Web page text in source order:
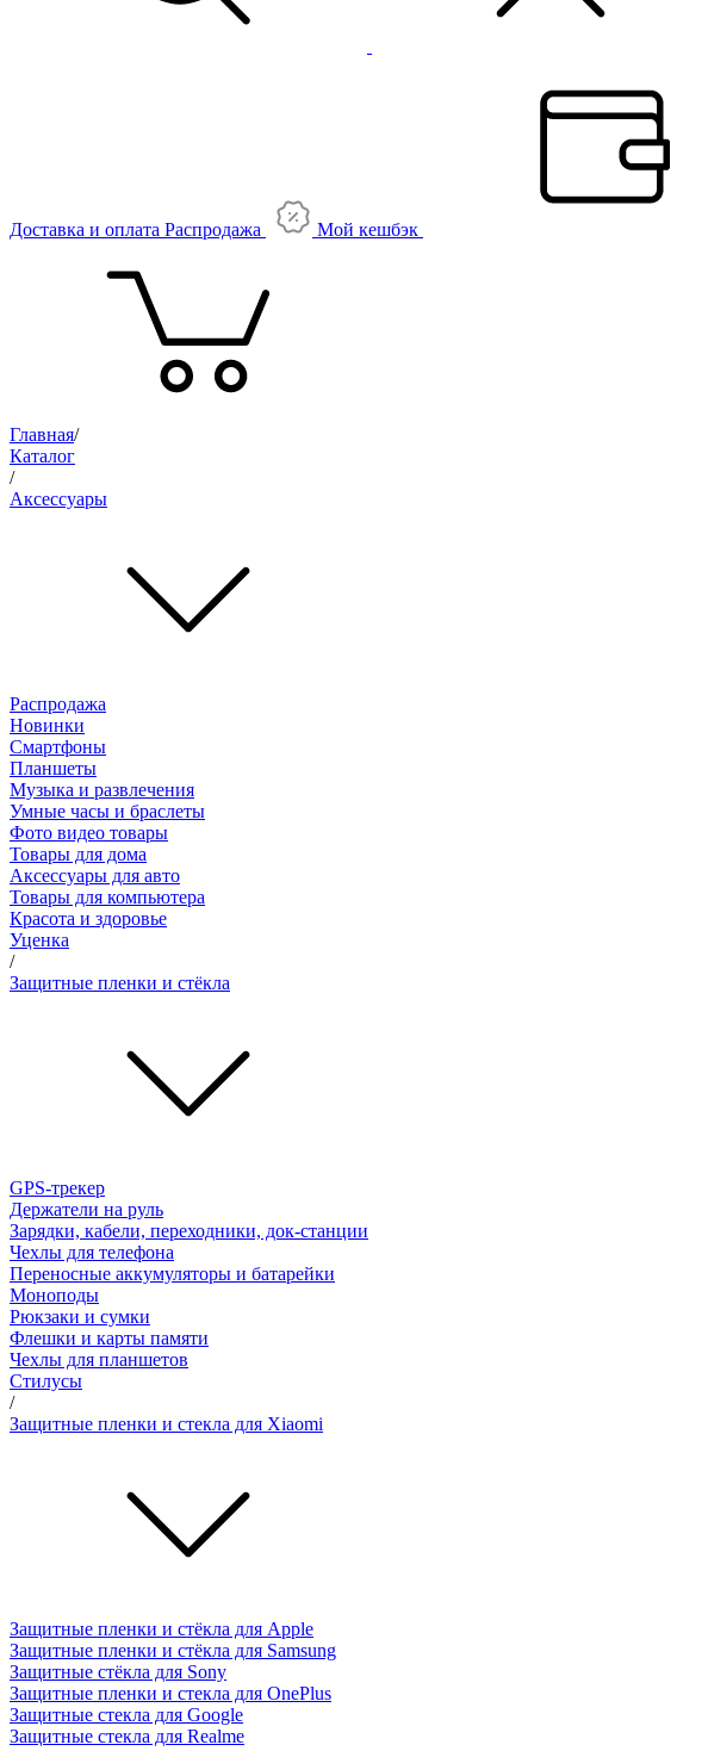
Доставка и оплата Распродажа Мой кешбэк
Главная/
Каталог
/
Аксессуары
Распродажа
Новинки
Смартфоны
Планшеты
Музыка и развлечения
Умные часы и браслеты
Фото видео товары
Товары для дома
Аксессуары для авто
Товары для компьютера
Красота и здоровье
Уценка
/
Защитные пленки и стёкла
GPS-трекер
Держатели на руль
Зарядки, кабели, переходники, док-станции
Чехлы для телефона
Переносные аккумуляторы и батарейки
Моноподы
Рюкзаки и сумки
Флешки и карты памяти
Чехлы для планшетов
Стилусы
/
Защитные пленки и стекла для Xiaomi
Защитные пленки и стёкла для Apple
Защитные пленки и стёкла для Samsung
Защитные стёкла для Sony
Защитные пленки и стекла для OnePlus
Защитные стекла для Google
Защитные стекла для Realme